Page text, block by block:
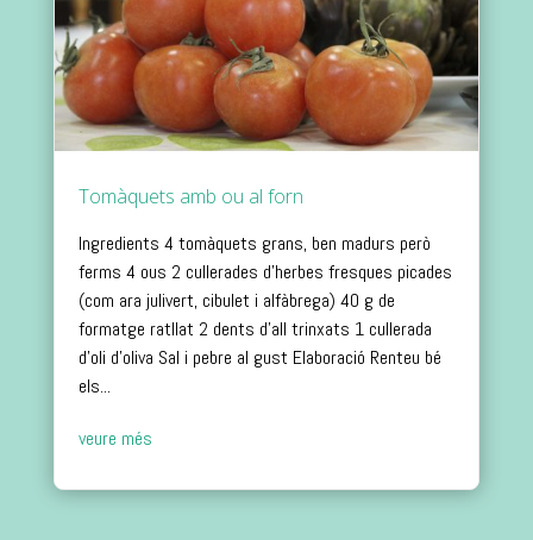
Tomàquets amb ou al forn
Ingredients 4 tomàquets grans, ben madurs però
ferms 4 ous 2 cullerades d’herbes fresques picades
(com ara julivert, cibulet i alfàbrega) 40 g de
formatge ratllat 2 dents d’all trinxats 1 cullerada
d’oli d’oliva Sal i pebre al gust Elaboració Renteu bé
els...
veure més